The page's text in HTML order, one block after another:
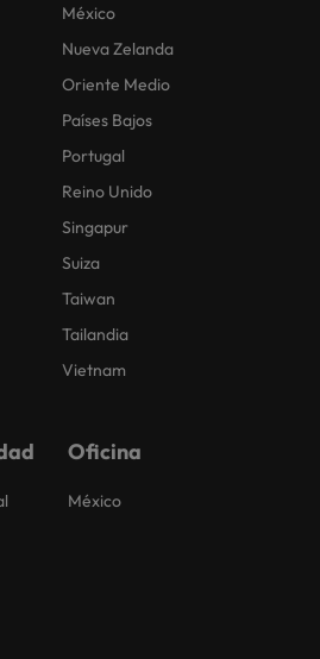
México
Nueva Zelanda
Oriente Medio
Países Bajos
Portugal
Reino Unido
Singapur
Suiza
Taiwan
Tailandia
Vietnam
Oficina
México